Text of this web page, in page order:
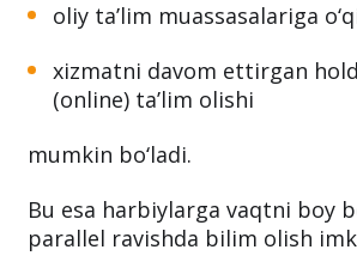
oliy ta’lim muassasalariga
xizmatni davom ettirgan
(online) ta’lim olishi
mumkin bo‘ladi.
Bu esa harbiylarga vaqtni boy
parallel ravishda bilim olish